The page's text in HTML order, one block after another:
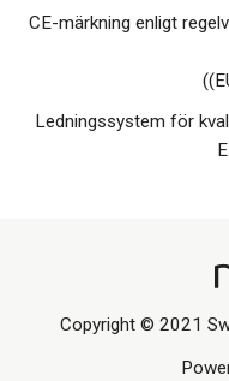
CE-märkning enligt
Ledningssystem för
Copyright © 2021